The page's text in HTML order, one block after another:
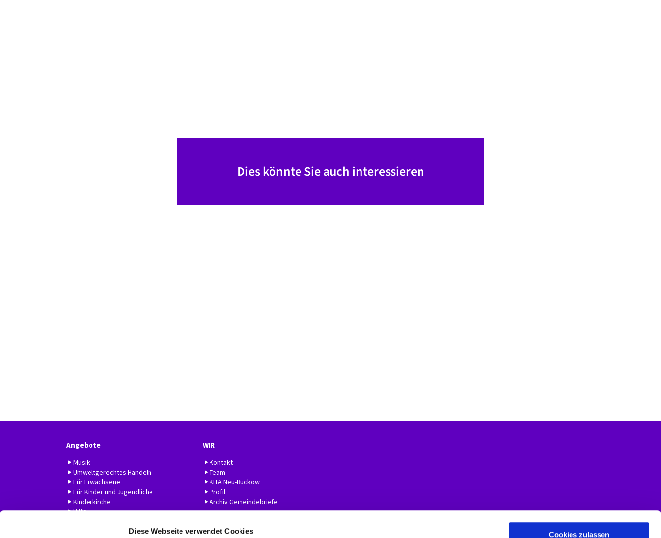
Diese Webseite verwendet Cookies Cookies zulassen
Dies könnte Sie auch interessieren
Angebote
Musik
Umweltgerechtes Handeln
Für Erwachsene
Für Kinder und Jugendliche
Kinderkirche
Hilfe
WIR
Kontakt
Team
KITA Neu-Buckow
Profil
Archiv Gemeindebriefe